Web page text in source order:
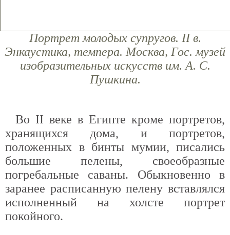
Портрет молодых супругов. II в.
Энкаустика, темпера. Москва, Гос. музей
изобразительных искусств им. А. С.
Пушкина.
Во II веке в Египте кроме портретов,
хранящихся дома, и портретов,
положенных в бинты мумии, писались
большие пелены, своеобразные
погребальные саваны. Обыкновенно в
заранее расписанную пелену вставлялся
исполненный на холсте портрет
покойного.